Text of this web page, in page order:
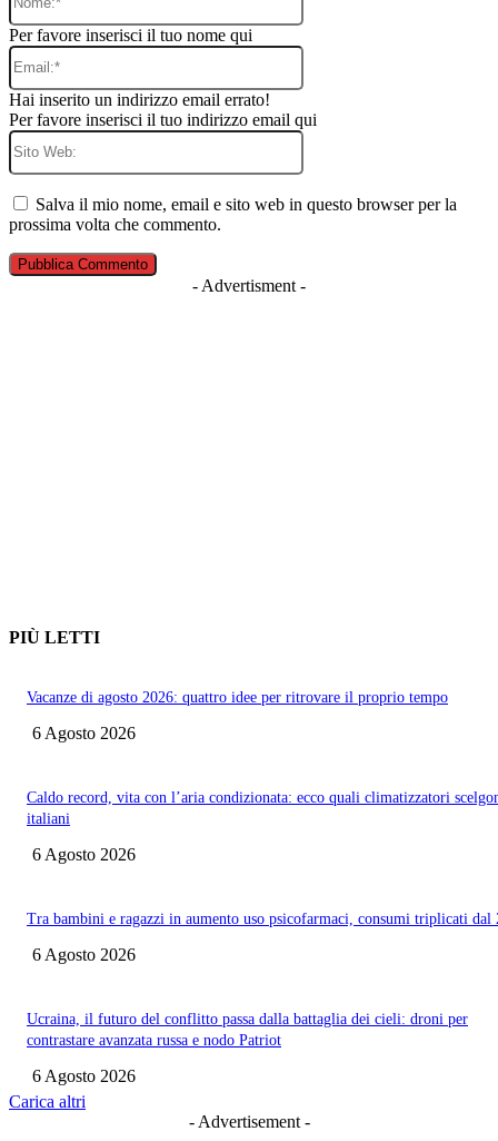
Per favore inserisci il tuo nome qui
Email:*
Hai inserito un indirizzo email errato!
Per favore inserisci il tuo indirizzo email qui
Sito
Salva il mio nome, email e sito web in questo browser per la
prossima volta che commento.
- Advertisment -
PIÙ LETTI
Vacanze di agosto 2026: quattro idee per ritrovare il proprio tempo
6 Agosto 2026
Caldo record, vita con l’aria condizionata: ecco quali climatizzatori
italiani
6 Agosto 2026
Tra bambini e ragazzi in aumento uso psicofarmaci, consumi triplicati dal
6 Agosto 2026
Ucraina, il futuro del conflitto passa dalla battaglia dei cieli: droni per
contrastare avanzata russa e nodo Patriot
6 Agosto 2026
Carica altri
- Advertisement -